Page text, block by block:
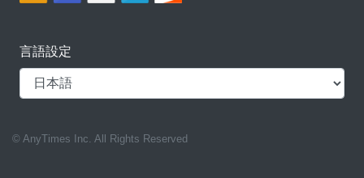
言語設定
© AnyTimes Inc. All Rights Reserved